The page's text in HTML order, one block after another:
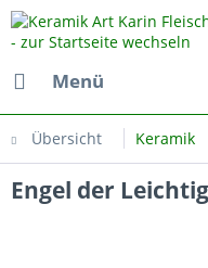
Menü
Übersicht Keramik
Engel der